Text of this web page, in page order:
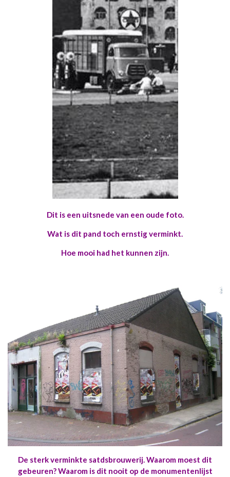
Dit is een uitsnede van een oude foto.
Wat is dit pand toch ernstig verminkt.
Hoe mooi had het kunnen zijn.
De sterk verminkte satdsbrouwerij. Waarom moest dit
gebeuren? Waarom is dit nooit op de monumentenlijst